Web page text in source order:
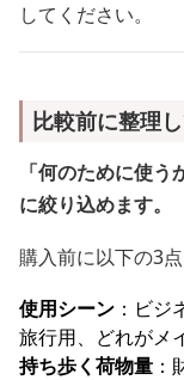
してください。
比較前に整理
「何のために使
に絞り込めます。
購入前に以下の3
使用シーン ：ビジ
旅行用、どれがメ
持ち歩く荷物量